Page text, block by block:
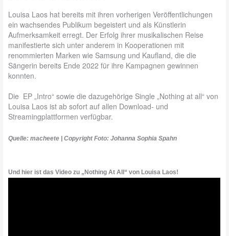
Louisa Laos hat bereits mit ihren vorherigen Veröffentlichungen
ein wachsendes Publikum begeistert und als Künstlerin
Aufmerksamkeit erregt. Der Erfolg ihrer musikalischen Reise
manifestierte sich unter anderem in Kooperationen mit
renommierten Marken wie Samsung und Kaufland, die die
Sängerin bereits Ende 2022 für ihre Kampagnen gewinnen
konnten.
Die EP „Intro“ sowie die dazugehörige Single „Nothing at all“ von
Louisa Laos ist ab sofort auf allen Download- und
Streamingplattformen verfügbar.
Quelle: macheete | Copyright Foto: Johanna Sophia Spahn
Und hier ist das Video zu „Nothing At All“ von Louisa Laos!